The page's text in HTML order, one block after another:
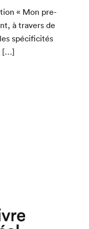
« Mon pre­
à tra­vers de
spé­ci­ficités
[…]